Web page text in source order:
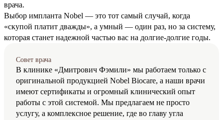
врача.
Выбор импланта Nobel — это тот самый случай, когда
«скупой платит дважды», а умный — один раз, но за систему,
которая станет надежной частью вас на долгие-долгие годы.
Совет врача
В клинике «Дмитрович Фэмили» мы работаем только с
оригинальной продукцией Nobel Biocare, а наши врачи
имеют сертификаты и огромный клинический опыт
работы с этой системой. Мы предлагаем не просто
услугу, а комплексное решение, где во главу угла